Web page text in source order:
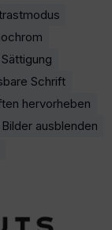
Schrift
hervorheben
Bilder ausblenden